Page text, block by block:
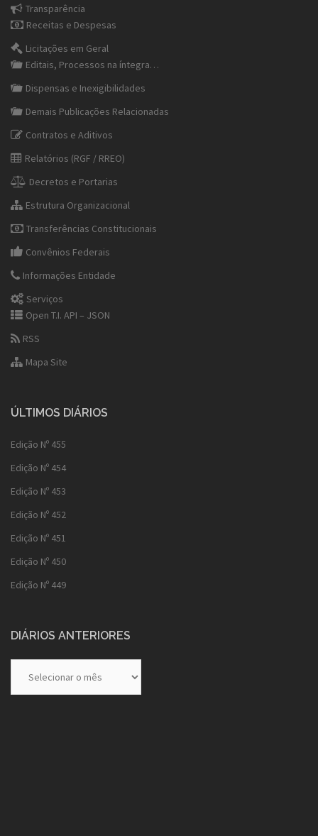
Transparência
Receitas e Despesas
Licitações em Geral
Editais, Processos na íntegra…
Dispensas e Inexigibilidades
Demais Publicações Relacionadas
Contratos e Aditivos
Relatórios (RGF / RREO)
Decretos e Portarias
Estrutura Organizacional
Transferências Constitucionais
Convênios Federais
Informações Entidade
Serviços
Open T.I. API – JSON
RSS
Mapa Site
ÚLTIMOS DIÁRIOS
Edição Nº 455
Edição Nº 454
Edição Nº 453
Edição Nº 452
Edição Nº 451
Edição Nº 450
Edição Nº 449
DIÁRIOS ANTERIORES
Anteriores